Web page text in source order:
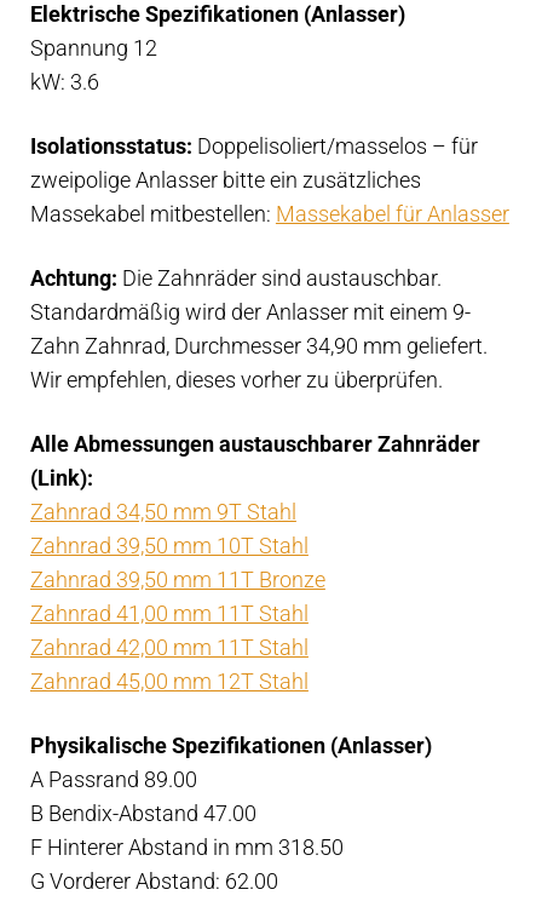
DAF
475,
575,
675,
1160,
Volvo
Penta
TAMD60,
TAMD70
-
TAMD74
Menge
Elektrische Spezifikationen (Anlasser)
Spannung 12
kW: 3.6
Isolationsstatus: Doppelisoliert/masselos – für
zweipolige Anlasser bitte ein zusätzliches
Massekabel mitbestellen: Massekabel für Anlasser
Achtung: Die Zahnräder sind austauschbar.
Standardmäßig wird der Anlasser mit einem 9-
Zahn Zahnrad, Durchmesser 34,90 mm geliefert.
Wir empfehlen, dieses vorher zu überprüfen.
Alle Abmessungen austauschbarer Zahnräder
(Link):
Zahnrad 34,50 mm 9T Stahl
Zahnrad 39,50 mm 10T Stahl
Zahnrad 39,50 mm 11T Bronze
Zahnrad 41,00 mm 11T Stahl
Zahnrad 42,00 mm 11T Stahl
Zahnrad 45,00 mm 12T Stahl
Physikalische Spezifikationen (Anlasser)
A Passrand 89.00
B Bendix-Abstand 47.00
F Hinterer Abstand in mm 318.50
G Vorderer Abstand: 62.00